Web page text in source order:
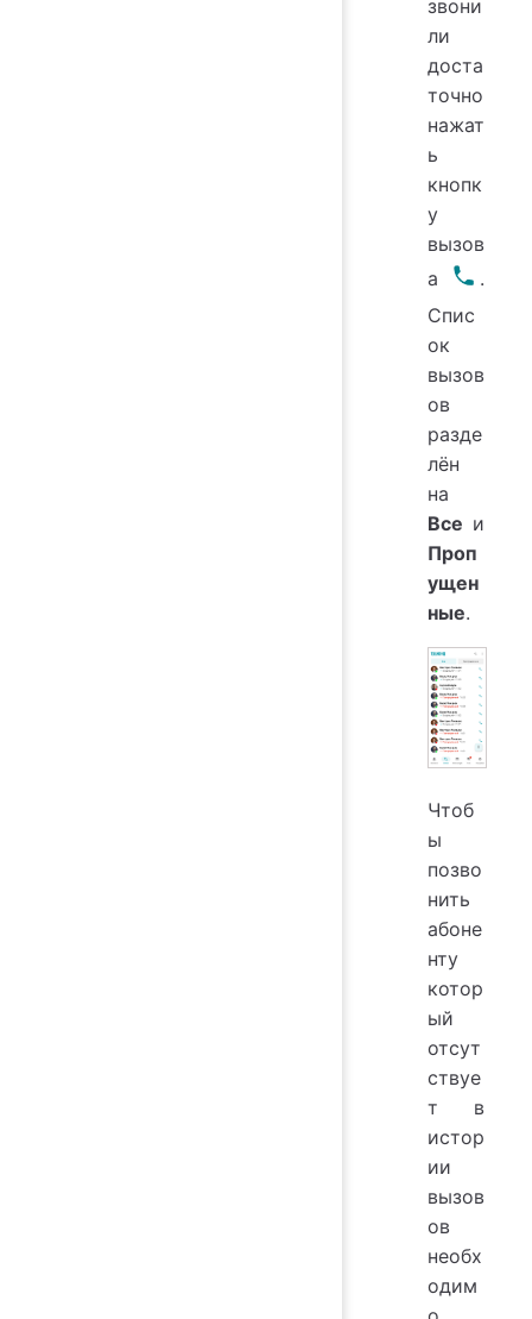
звони
ли
доста
точно
нажат
ь
кнопк
у
вызов
а
.
Спис
ок
вызов
ов
разде
лён
на
Все и
Проп
ущен
ные.
Чтоб
ы
позво
нить
абоне
нту
котор
ый
отсут
ствуе
т в
истор
ии
вызов
ов
необх
одим